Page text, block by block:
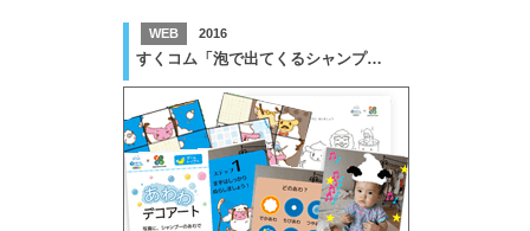
WEB 2016
すくコム「泡で出てくるシャンプー」WEB広報ツール